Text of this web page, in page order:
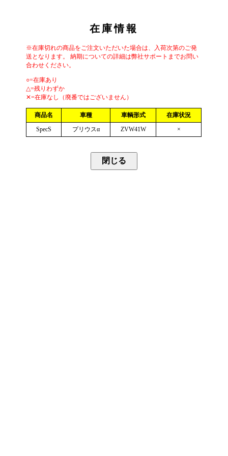
在庫情報
※在庫切れの商品をご注文いただいた場合は、入荷次第のご発
送となります。 納期についての詳細は弊社サポートまでお問い
合わせください。
○=在庫あり
△=残りわずか
✕=在庫なし（廃番ではございません）
商品名 車種 車輌形式
在庫状況
SpecS
プリウスα ZVW41W ×